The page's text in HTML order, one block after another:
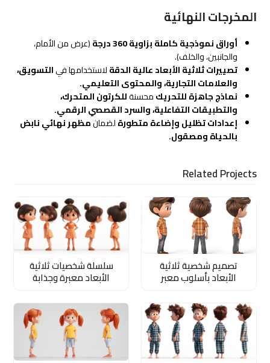
المخرجات النهائية
أوراق نموذجية كاملة بزاوية 360 درجة
(عرض من الأمام،
والجانبين، والخلف).
تصييرات ثلاثية الأبعاد عالية الدقةلاستخدامها فيالتسويق،
والعلامات التجارية، والمحتوى التعليمي.
نماذج جاهزة للتحريكمحسنةللكرتون المتحرك،
والتطبيقات التفاعلية، والسرد القصصي الرقمي.
إعدادات تظليل وإضاءة متطورةلضمانمظهر نهائي نابض
بالحياة ومصقول.
Related Projects
تصميم شخصية ثلاثية
الأبعاد بأسلوب معبر
سلسلة شخصيات ثلاثية
الأبعاد معبرة وجذابة